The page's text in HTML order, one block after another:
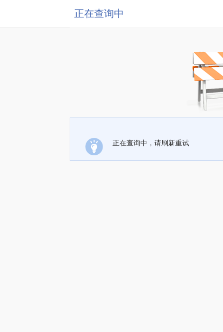
正在查询中
正在查询中，请刷新重试